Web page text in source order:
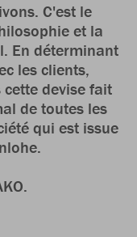
C'est le
et la
En déterminant
les clients,
devise fait
de toutes les
qui est issue